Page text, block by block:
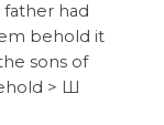
had
behold it
sons of
> Ш